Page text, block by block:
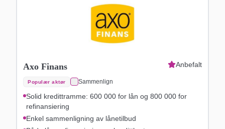
Axo Finans
Populær aktør Sammenlign
Anbefalt
Solid kredittramme: 600 000 for lån og 800 000 for
refinansiering
Enkel sammenligning av lånetilbud